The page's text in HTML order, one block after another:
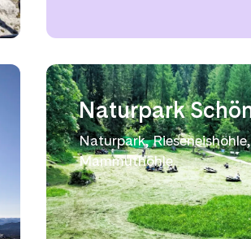
Naturpark
Naturpark, Rieseneishöhle,
Mammuthöhle